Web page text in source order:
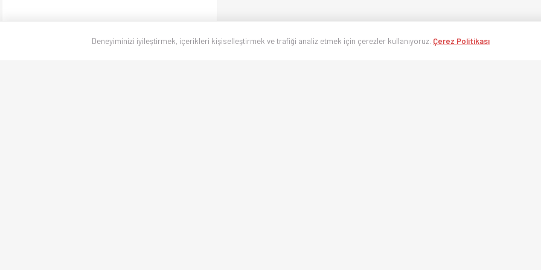
Deneyiminizi iyileştirmek, içerikleri kişiselleştirmek ve trafiği analiz etmek için çerezler kullanıyoruz. Çerez Politikası